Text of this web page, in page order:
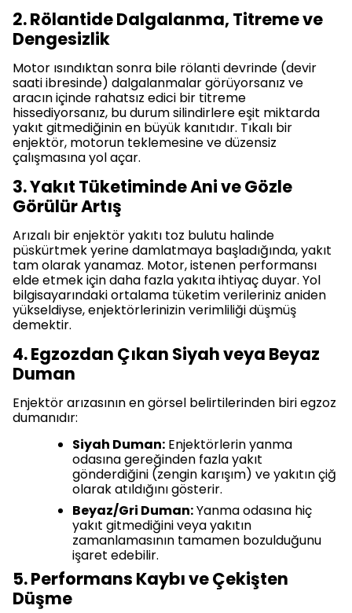
2. Rölantide Dalgalanma, Titreme ve
Dengesizlik
Motor ısındıktan sonra bile rölanti devrinde (devir
saati ibresinde) dalgalanmalar görüyorsanız ve
aracın içinde rahatsız edici bir titreme
hissediyorsanız, bu durum silindirlere eşit miktarda
yakıt gitmediğinin en büyük kanıtıdır. Tıkalı bir
enjektör, motorun teklemesine ve düzensiz
çalışmasına yol açar.
3. Yakıt Tüketiminde Ani ve Gözle
Görülür Artış
Arızalı bir enjektör yakıtı toz bulutu halinde
püskürtmek yerine damlatmaya başladığında, yakıt
tam olarak yanamaz. Motor, istenen performansı
elde etmek için daha fazla yakıta ihtiyaç duyar. Yol
bilgisayarındaki ortalama tüketim verileriniz aniden
yükseldiyse, enjektörlerinizin verimliliği düşmüş
demektir.
4. Egzozdan Çıkan Siyah veya Beyaz
Duman
Enjektör arızasının en görsel belirtilerinden biri egzoz
dumanıdır:
Siyah Duman: Enjektörlerin yanma
odasına gereğinden fazla yakıt
gönderdiğini (zengin karışım) ve yakıtın çiğ
olarak atıldığını gösterir.
Beyaz/Gri Duman:Yanma odasına hiç
yakıt gitmediğini veya yakıtın
zamanlamasının tamamen bozulduğunu
işaret edebilir.
5. Performans Kaybı ve Çekişten
Düşme